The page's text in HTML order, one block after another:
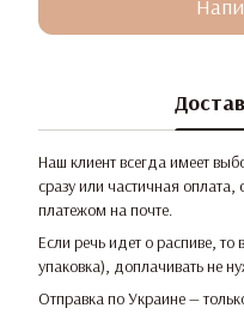
Наш клиент всегда имеет
сразу или частичная
платежом на почте.
Если речь идет о распиве, то
упаковка), доплачивать не
Отправка по Украине —